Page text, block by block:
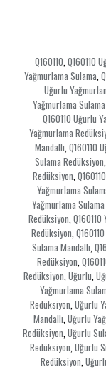
Q160110,Q160110
Yağmurlama Sulama,
Uğurlu
Yağmurlama
Q160110 Uğurlu
Yağmurlama
Mandallı,Q160110
Sulama Redüksiyon,
Redüksiyon,
Yağmurlama
Yağmurlama
Redüksiyon,
Redüksiyon,
Sulama Mandallı,
Redüksiyon,
Redüksiyon,Uğurlu,
Yağmurlama
Redüksiyon,Uğurlu
Mandallı,Uğurlu
Redüksiyon,Uğurlu
Redüksiyon,Uğurlu
Redüksiyon,